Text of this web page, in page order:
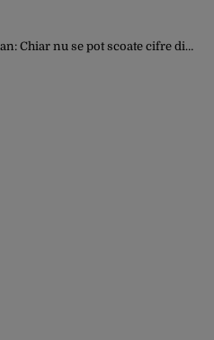
cifre din burtă pe toată planeta